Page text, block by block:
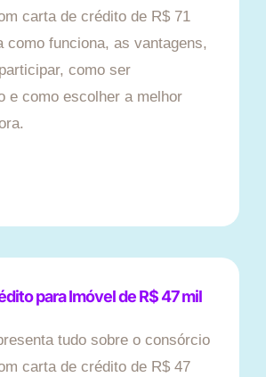
carta de crédito de R$ 71
como funciona, as vantagens,
como ser
e como escolher a melhor
para Imóvel de R$ 47 mil
tudo sobre o consórcio
carta de crédito de R$ 47